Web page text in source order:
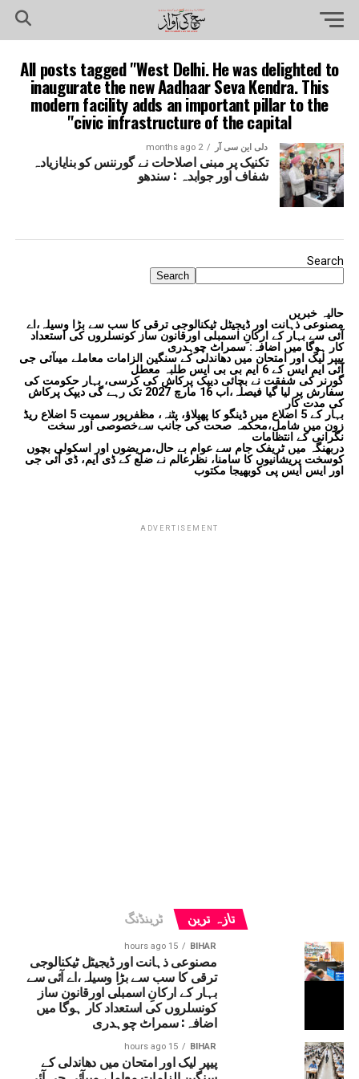
All posts tagged "West Delhi. He was delighted to
inaugurate the new Aadhaar Seva Kendra. This
modern facility adds an important pillar to the
civic infrastructure of the capital"
دلی این سی آر 2 months ago
تکنیک پر مبنی اصلاحات نے گورننس کو بنایازیادہ
شفاف اور جوابدہ : سندھو
Search
Search
حالیہ خبریں
مصنوعی ذہانت اور ڈیجیٹل ٹیکنالوجی ترقی کا سب سے بڑا وسیلہ،اے
آئی سے بہار کے ارکانِ اسمبلی اورقانون ساز کونسلروں کی استعداد
کار ہوگا میں اضافہ: سمراٹ چوہدری
پیپر لیک اور امتحان میں دھاندلی کے سنگین الزامات معاملے میںآئی جی
آئی ایم ایس کے 6 ایم بی بی ایس طلبہ معطل
گورنر کی شفقت نے بچائی دیپک پرکاش کی کرسی، بہار حکومت کی
سفارش پر لیا گیا فیصلہ،اب 16 مارچ 2027 تک رہے گی دیپک پرکاش
کی مدت کار
بہار کے 5 اضلاع میں ڈینگو کا پھیلاؤ، پٹنہ، مظفرپور سمیت 5 اضلاع ریڈ
زون میں شامل،محکمہ صحت کی جانب سےخصوصی اور سخت
نگرانی کے انتظامات
دربھنگہ میں ٹریفک جام سے عوام بے حال،مریضوں اور اسکولی بچوں
کوسخت پریشانیوں کا سامنا، نظرعالم نے ضلع کے ڈی ایم، ڈی آئی جی
اور ایس ایس پی کوبھیجا مکتوب
ADVERTISEMENT
تازہ ترین ٹرینڈنگ
BIHAR
15 hours ago
مصنوعی ذہانت اور ڈیجیٹل ٹیکنالوجی
ترقی کا سب سے بڑا وسیلہ،اے آئی سے
بہار کے ارکانِ اسمبلی اورقانون ساز
کونسلروں کی استعداد کار ہوگا میں
اضافہ: سمراٹ چوہدری
BIHAR
15 hours ago
پیپر لیک اور امتحان میں دھاندلی کے